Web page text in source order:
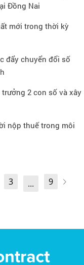
Đồng Nai
mới trong thời kỳ
đẩy chuyển đổi số
2 con số và xây
nộp thuế trong môi
3 ... 9